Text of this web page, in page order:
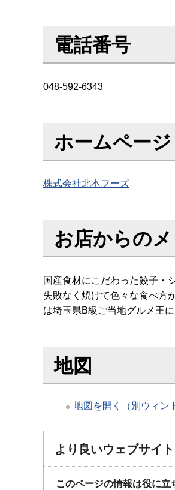
電話番号
048-592-6343
ホームページ
株式会社北本フーズ
お店からの
国産食材にこだわった餃子・
失敗なく焼けて色々な食べ方
は埼玉県B級ご当地グルメ王
地図
地図を開く（別ウィン
より良いウェブサイ
このページの情報は役に立